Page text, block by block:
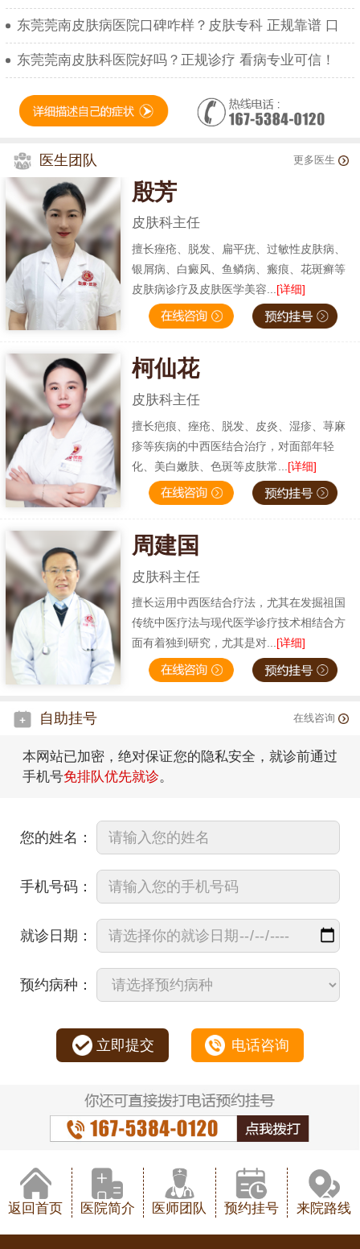
东莞莞南皮肤病医院口碑咋样？皮肤专科 正规靠谱 口
东莞莞南皮肤科医院好吗？正规诊疗 看病专业可信！
医生团队 更多医生
殷芳
皮肤科主任
擅长痤疮、脱发、扁平疣、过敏性皮肤病、
银屑病、白癜风、鱼鳞病、瘢痕、花斑癣等
皮肤病诊疗及皮肤医学美容... [详细]
柯仙花
皮肤科主任
擅长疤痕、痤疮、脱发、皮炎、湿疹、荨麻
疹等疾病的中西医结合治疗，对面部年轻
化、美白嫩肤、色斑等皮肤常... [详细]
周建国
皮肤科主任
擅长运用中西医结合疗法，尤其在发掘祖国
传统中医疗法与现代医学诊疗技术相结合方
面有着独到研究，尤其是对...[详细]
自助挂号 在线咨询
本网站已加密，绝对保证您的隐私安全，就诊前通过
手机号免排队优先就诊。
您的姓名：
手机号码：
就诊日期：
预约病种：
立即提交 电话咨询
返回首页 医院简介 医师团队 预约挂号 来院路线